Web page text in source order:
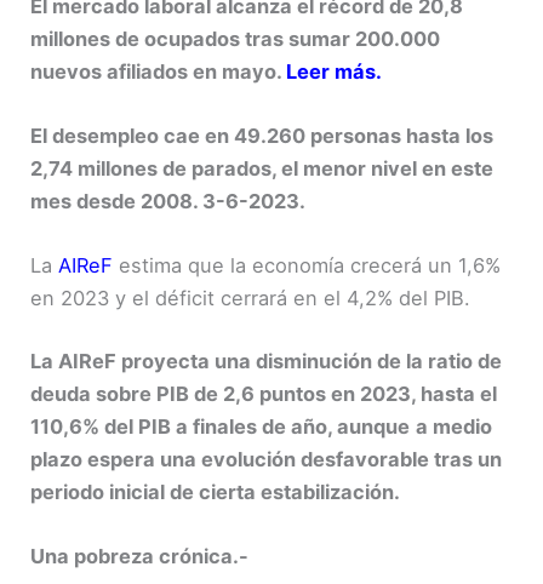
El mercado laboral alcanza el récord de 20,8
millones de ocupados tras sumar 200.000
nuevos afiliados en mayo. Leer más.
El desempleo cae en 49.260 personas hasta los
2,74 millones de parados, el menor nivel en este
mes desde 2008. 3-6-2023.
LaAIReF estima que la economía crecerá un 1,6%
en 2023 y el déficit cerrará en el 4,2% del PIB.
La AIReF proyecta una disminución de la ratio de
deuda sobre PIB de 2,6 puntos en 2023, hasta el
110,6% del PIB a finales de año, aunque a medio
plazo espera una evolución desfavorable tras un
periodo inicial de cierta estabilización.
Una pobreza crónica.-